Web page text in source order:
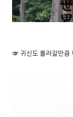
☞ 귀신도 물러갈만큼